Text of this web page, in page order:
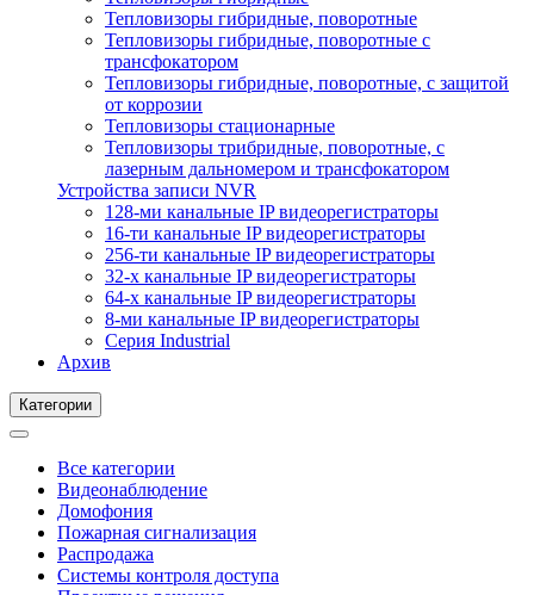
Тепловизоры гибридные, поворотные
Тепловизоры гибридные, поворотные с
трансфокатором
Тепловизоры гибридные, поворотные, с защитой
от коррозии
Тепловизоры стационарные
Тепловизоры трибридные, поворотные, с
лазерным дальномером и трансфокатором
Устройства записи NVR
128-ми канальные IP видеорегистраторы
16-ти канальные IP видеорегистраторы
256-ти канальные IP видеорегистраторы
32-х канальные IP видеорегистраторы
64-х канальные IP видеорегистраторы
8-ми канальные IP видеорегистраторы
Серия Industrial
Архив
Категории
Все категории
Видеонаблюдение
Домофония
Пожарная сигнализация
Распродажа
Системы контроля доступа